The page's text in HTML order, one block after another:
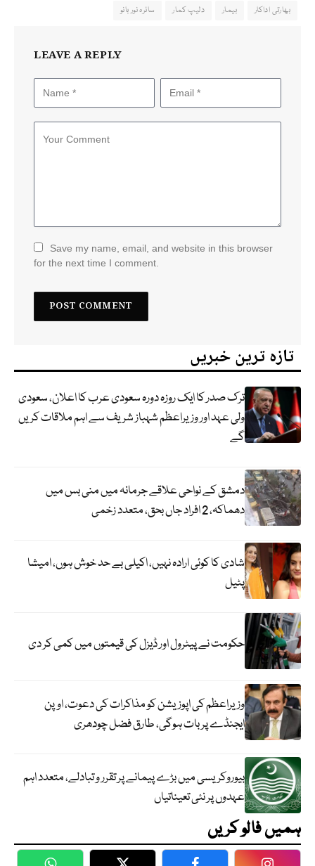
بھارتی اداکار بیمار دلیپ کمار سائرہ نور بانو
LEAVE A REPLY
Save my name, email, and website in this browser
for the next time I comment.
تازہ ترین خبریں
ترک صدر کا ایک روزہ دورہ سعودی عرب کا اعلان، سعودی
ولی عہد اور وزیراعظم شہباز شریف سے اہم ملاقات کریں
گے
دمشق کے نواحی علاقے جرمانہ میں منی بس میں
دھماکہ، 2 افراد جاں بحق، متعدد زخمی
شادی کا کوئی ارادہ نہیں، اکیلی بے حد خوش ہوں، امیشا
پٹیل
حکومت نے پیٹرول اور ڈیزل کی قیمتوں میں کمی کر دی
وزیراعظم کی اپوزیشن کو مذاکرات کی دعوت، اوپن
ایجنڈے پر بات ہوگی، طارق فضل چودھری
بیوروکریسی میں بڑے پیمانے پر تقرر و تبادلے، متعدد اہم
عہدوں پر نئی تعیناتیاں
ہمیں فالو کریں